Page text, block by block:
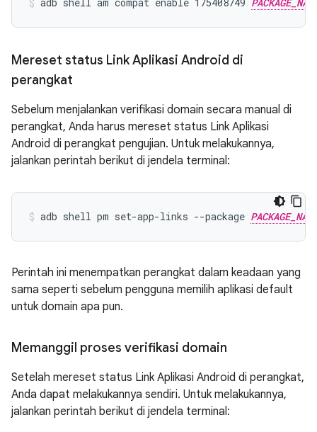
Mereset status Link Aplikasi Android di
perangkat
Sebelum menjalankan verifikasi domain secara manual di
perangkat, Anda harus mereset status Link Aplikasi
Android di perangkat pengujian. Untuk melakukannya,
jalankan perintah berikut di jendela terminal:
adb shell pm set-app-links --package
Perintah ini menempatkan perangkat dalam keadaan yang
sama seperti sebelum pengguna memilih aplikasi default
untuk domain apa pun.
Memanggil proses verifikasi domain
Setelah mereset status Link Aplikasi Android di perangkat,
Anda dapat melakukannya sendiri. Untuk melakukannya,
jalankan perintah berikut di jendela terminal: